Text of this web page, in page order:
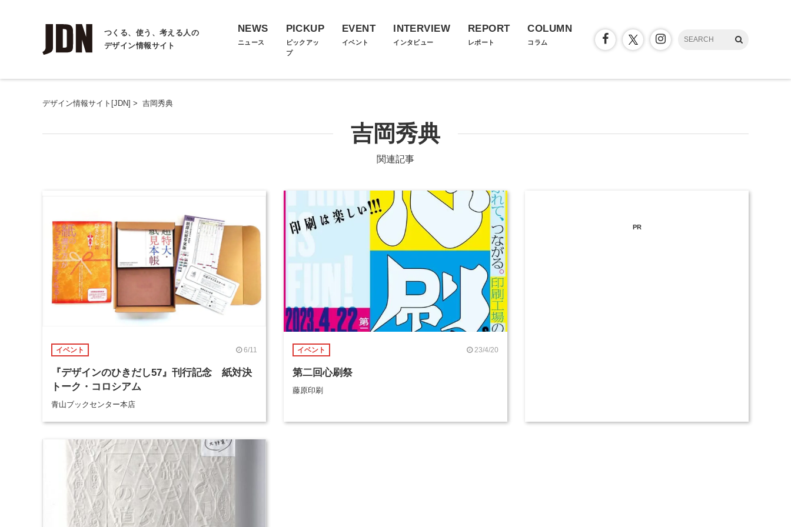
つくる、使う、考える人の
デザイン情報サイト
NEWS
ニュース
PICKUP
ピックアッ
プ
EVENT
イベント
INTERVIEW
インタビュー
REPORT
レポート
COLUMN
コラム
デザイン情報サイト[JDN] > 吉岡秀典
吉岡秀典
関連記事
イベント 6/11
『デザインのひきだし57』刊行記念 紙対決
トーク・コロシアム
青山ブックセンター本店
イベント 23/4/20
第二回心刷祭
藤原印刷
PR